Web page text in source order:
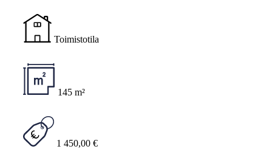
Toimistotila
145 m²
1 450,00 €